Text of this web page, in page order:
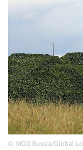
MOD Russia/Global